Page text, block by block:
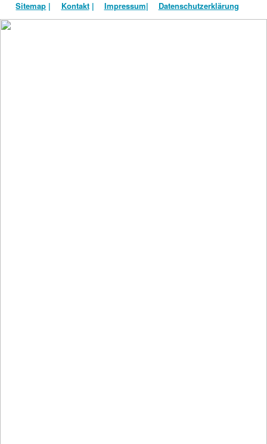
Sitemap | Kontakt| Impressum| Datenschutzerklärung